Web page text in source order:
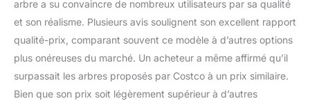
arbre a su convaincre de nombreux utilisateurs par sa qualité
et son réalisme. Plusieurs avis soulignent son excellent rapport
qualité-prix, comparant souvent ce modèle à d’autres options
plus onéreuses du marché. Un acheteur a même affirmé qu’il
surpassait les arbres proposés par Costco à un prix similaire.
Bien que son prix soit légèrement supérieur à d’autres